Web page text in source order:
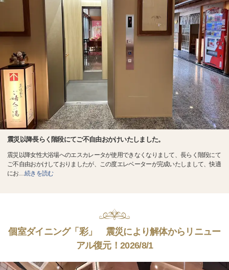
震災以降長らく階段にてご不自由おかけいたしました。
震災以降女性大浴場へのエスカレータが使用できなくなりまして、長らく階段にて
ご不自由おかけしておりましたが、この度エレベーターが完成いたしまして、快適
にお…続きを読む
個室ダイニング「彩」 震災により解体からリニュー
アル復元！2026/8/1